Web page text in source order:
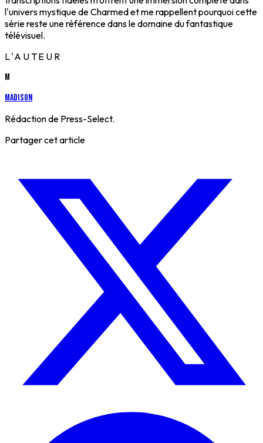
l'univers mystique de Charmed et me rappellent pourquoi cette
série reste une référence dans le domaine du fantastique
télévisuel.
L'AUTEUR
M
Madison
Rédaction de Press-Select.
Partager cet article